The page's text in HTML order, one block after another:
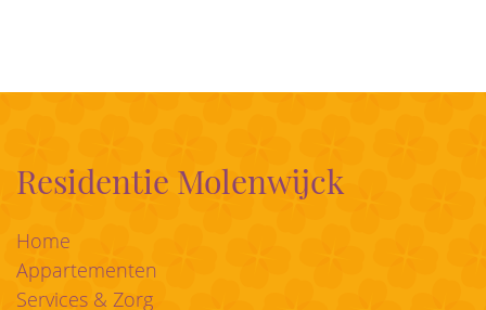
Residentie Molenwijck
Home
Appartementen
Services & Zorg